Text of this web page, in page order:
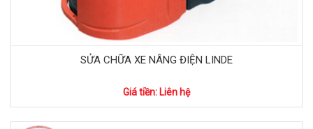
SỬA CHỮA XE NÂNG ĐIỆN LINDE
Giá tiền: Liên hệ